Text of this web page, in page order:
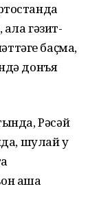
гәзит-
баҫма,
донъя
Рәсәй
шулай уҡ
аша